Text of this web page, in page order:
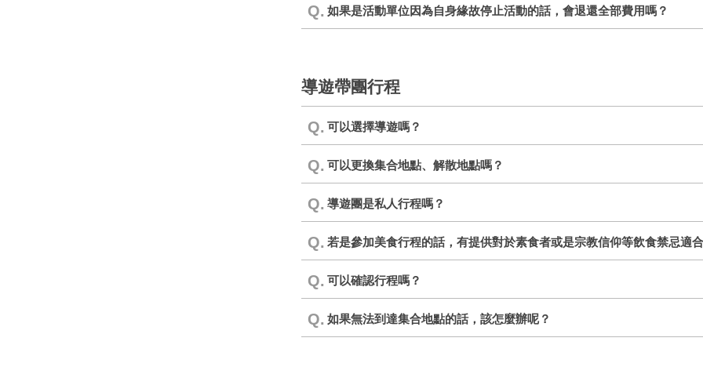
Q. 如果是活動單位因為自身緣故停止活動的話，會退還全部費用嗎？
導遊帶團行程
Q. 可以選擇導遊嗎？
Q. 可以更換集合地點、解散地點嗎？
Q. 導遊團是私人行程嗎？
Q. 若是參加美食行程的話，有提供對於素食者或是宗教信仰等飲食禁忌適
Q. 可以確認行程嗎？
Q. 如果無法到達集合地點的話，該怎麼辦呢？